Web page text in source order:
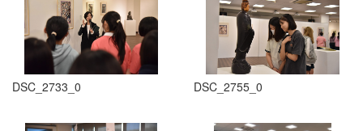
DSC_2733_0 DSC_2755_0